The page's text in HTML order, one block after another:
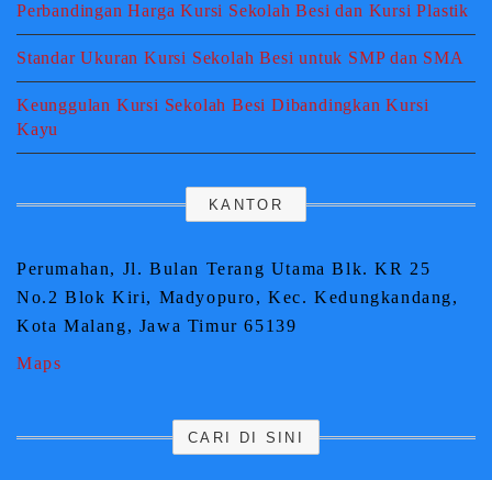
Perbandingan Harga Kursi Sekolah Besi dan Kursi Plastik
Standar Ukuran Kursi Sekolah Besi untuk SMP dan SMA
Keunggulan Kursi Sekolah Besi Dibandingkan Kursi
Kayu
KANTOR
Perumahan, Jl. Bulan Terang Utama Blk. KR 25
No.2 Blok Kiri, Madyopuro, Kec. Kedungkandang,
Kota Malang, Jawa Timur 65139
Maps
CARI DI SINI